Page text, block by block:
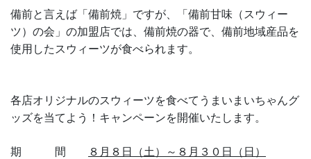
備前と言えば「備前焼」ですが、「備前甘味（スウィー
ツ）の会」の加盟店では、備前焼の器で、備前地域産品を
使用したスウィーツが食べられます。
各店オリジナルのスウィーツを食べてうまいまいちゃんグ
ッズを当てよう！キャンペーンを開催いたします。
期 間 ８月８日（土）～８月３０日（日）